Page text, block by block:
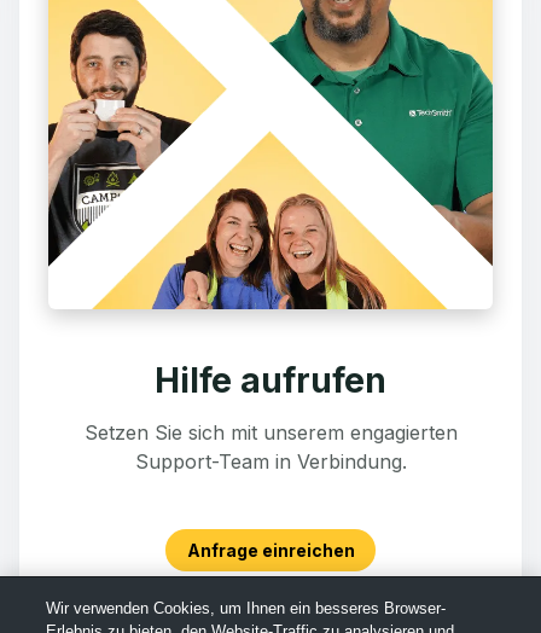
Hilfe aufrufen
Setzen Sie sich mit unserem engagierten
Support-Team in Verbindung.
Anfrage einreichen
Wir verwenden Cookies, um Ihnen ein besseres Browser-